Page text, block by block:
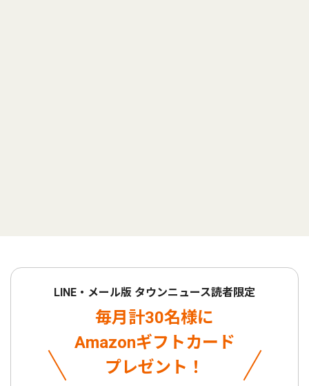
LINE・メール版 タウンニュース読者限定
毎月計30名様に
Amazonギフトカード
プレゼント！